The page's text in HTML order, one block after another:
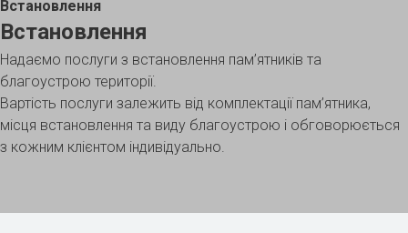
Встановлення
Встановлення
Надаємо послуги з встановлення пам’ятників та
благоустрою території.
Вартість послуги залежить від комплектації пам’ятника,
місця встановлення та виду благоустрою і обговорюється
з кожним клієнтом індивідуально.